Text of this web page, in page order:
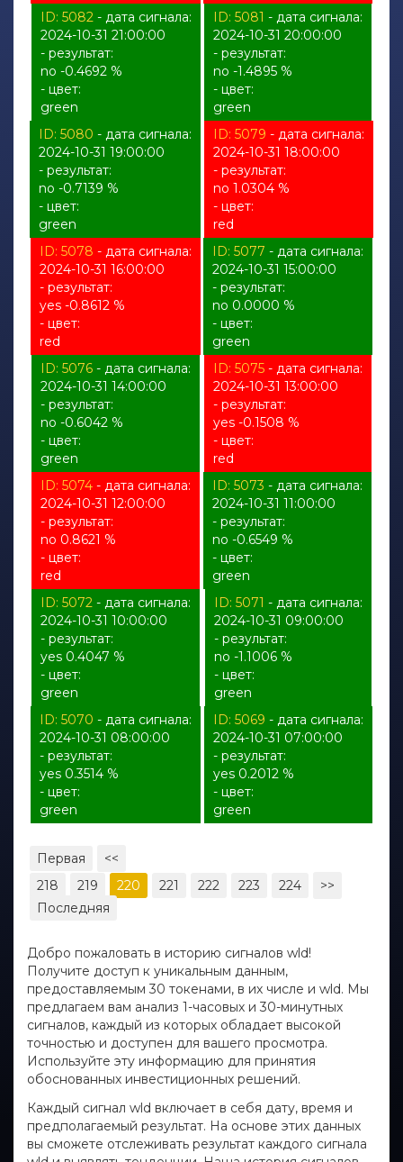
ID: 5082- дата сигнала:
2024-10-31 21:00:00
- результат:
no -0.4692 %
- цвет:
green
ID: 5081 - дата сигнала:
2024-10-31 20:00:00
- результат:
no -1.4895 %
- цвет:
green
ID: 5080 - дата сигнала:
2024-10-31 19:00:00
- результат:
no -0.7139 %
- цвет:
green
ID: 5079 - дата сигнала:
2024-10-31 18:00:00
- результат:
no 1.0304 %
- цвет:
red
ID: 5078 - дата сигнала:
2024-10-31 16:00:00
- результат:
yes -0.8612 %
- цвет:
red
ID: 5077 - дата сигнала:
2024-10-31 15:00:00
- результат:
no 0.0000 %
- цвет:
green
ID: 5076 - дата сигнала:
2024-10-31 14:00:00
- результат:
no -0.6042 %
- цвет:
green
ID: 5075 - дата сигнала:
2024-10-31 13:00:00
- результат:
yes -0.1508 %
- цвет:
red
ID: 5074- дата сигнала:
2024-10-31 12:00:00
- результат:
no 0.8621 %
- цвет:
red
ID: 5073 - дата сигнала:
2024-10-31 11:00:00
- результат:
no -0.6549 %
- цвет:
green
ID: 5072 - дата сигнала:
2024-10-31 10:00:00
- результат:
yes 0.4047 %
- цвет:
green
ID: 5071 - дата сигнала:
2024-10-31 09:00:00
- результат:
no -1.1006 %
- цвет:
green
ID: 5070 - дата сигнала:
2024-10-31 08:00:00
- результат:
yes 0.3514 %
- цвет:
green
ID: 5069 - дата сигнала:
2024-10-31 07:00:00
- результат:
yes 0.2012 %
- цвет:
green
Первая
<<
218
219 220 221 222 223 224
>>
Последняя
Добро пожаловать в историю сигналов wld!
Получите доступ к уникальным данным,
предоставляемым 30 токенами, в их числе и wld. Мы
предлагаем вам анализ 1-часовых и 30-минутных
сигналов, каждый из которых обладает высокой
точностью и доступен для вашего просмотра.
Используйте эту информацию для принятия
обоснованных инвестиционных решений.
Каждый сигнал wld включает в себя дату, время и
предполагаемый результат. На основе этих данных
вы сможете отслеживать результат каждого сигнала